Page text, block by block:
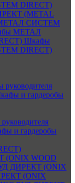
DIRECT)
(METAL
МЕТАЛ СИСТЕМ
МЕТАЛ
Шкафы
DIRECT)
руководителя
и гардеробы
и гардеробы
(ONIX WOOD
ДИРЕКТ (ONIX
(ONIX